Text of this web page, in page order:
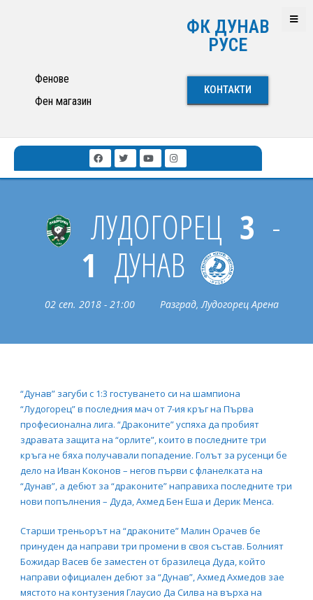
ФК ДУНАВ
РУСЕ
Фенове
Фен магазин
КОНТАКТИ
ЛУДОГОРЕЦ 3 -
1 ДУНАВ
02 сеп. 2018 - 21:00 Разград, Лудогорец Арена
“Дунав” загуби с 1:3 гостуването си на шампиона
“Лудогорец” в последния мач от 7-ия кръг на Първа
професионална лига. “Драконите” успяха да пробият
здравата защита на “орлите”, които в последните три
кръга не бяха получавали попадение. Голът за русенци бе
дело на Иван Коконов – негов първи с фланелката на
“Дунав”, а дебют за “драконите” направиха последните три
нови попълнения – Дуда, Ахмед Бен Еша и Дерик Менса.
Старши треньорът на “драконите” Малин Орачев бе
принуден да направи три промени в своя състав. Болният
Божидар Васев бе заместен от бразилеца Дуда, който
направи официален дебют за “Дунав”, Ахмед Ахмедов зае
мястото на контузения Глаусио Да Силва на върха на